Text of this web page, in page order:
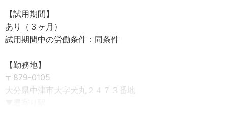
【組織体制】
次長：1名
係長：1名
メンバー：2名
【試用期間】
あり（３ヶ月）
試用期間中の労働条件：同条件
【勤務地】
〒879-0105
大分県中津市大字犬丸２４７３番地